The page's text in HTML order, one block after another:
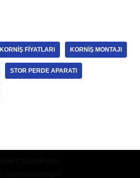
KORNIŞ FIYATLARI KORNIŞ MONTAJI
STOR PERDE APARATI